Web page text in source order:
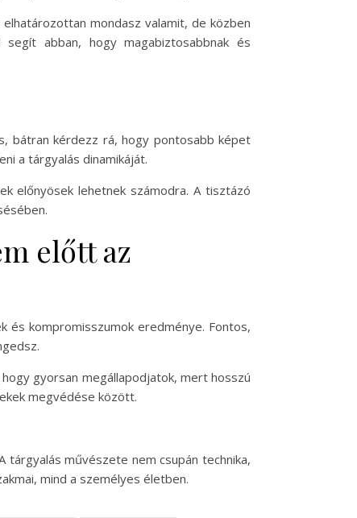
mondasz valamit, de közben
abban, hogy magabiztosabbnak és
bátran kérdezz rá, hogy pontosabb képet
a tárgyalás dinamikáját.
előnyösek lehetnek számodra. A tisztázó
előtt az
és kompromisszumok eredménye. Fontos,
gyorsan megállapodjatok, mert hosszú
megvédése között.
művészete nem csupán technika,
mind a személyes életben.